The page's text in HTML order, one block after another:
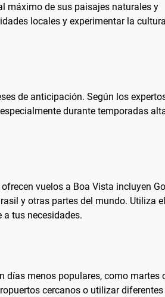
máximo de sus paisajes naturales y
locales y experimentar la cultura
de anticipación. Según los
durante temporadas
vuelos a Boa Vista incluyen
y otras partes del mundo. Utiliza el
tus necesidades.
días menos populares, como martes
cercanos o utilizar diferentes